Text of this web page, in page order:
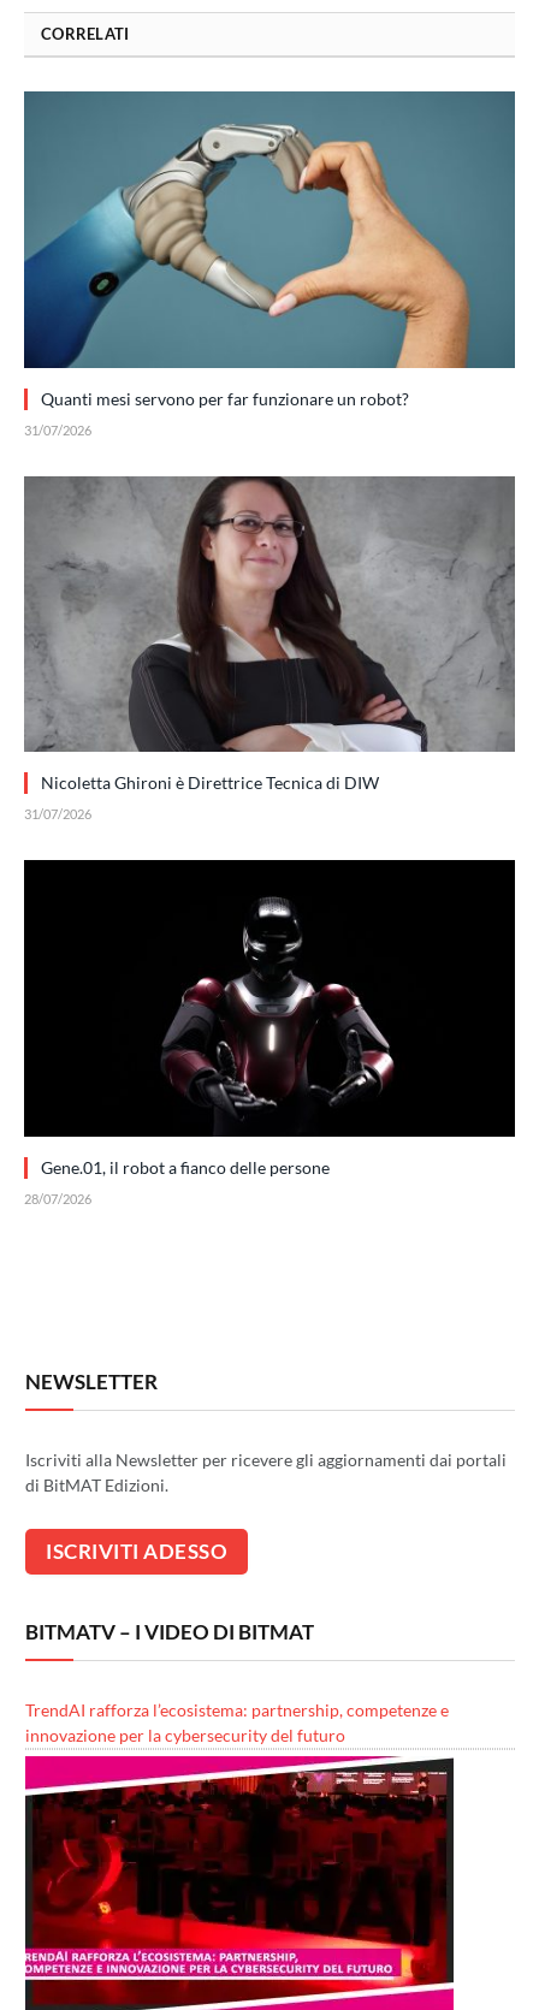
CORRELATI
Quanti mesi servono per far funzionare un robot?
31/07/2026
Nicoletta Ghironi è Direttrice Tecnica di DIW
31/07/2026
Gene.01, il robot a fianco delle persone
28/07/2026
NEWSLETTER
Iscriviti alla Newsletter per ricevere gli aggiornamenti dai portali
di BitMAT Edizioni.
BITMATV – I VIDEO DI BITMAT
TrendAI rafforza l’ecosistema: partnership, competenze e
innovazione per la cybersecurity del futuro